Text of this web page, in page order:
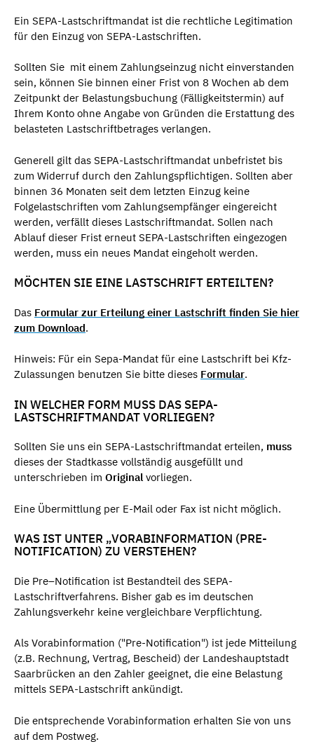
Ein SEPA-Lastschriftmandat ist die rechtliche Legitimation
für den Einzug von SEPA-Lastschriften.
Sollten Sie mit einem Zahlungseinzug nicht einverstanden
sein, können Sie binnen einer Frist von 8 Wochen ab dem
Zeitpunkt der Belastungsbuchung (Fälligkeitstermin) auf
Ihrem Konto ohne Angabe von Gründen die Erstattung des
belasteten Lastschriftbetrages verlangen.
Generell gilt das SEPA-Lastschriftmandat unbefristet bis
zum Widerruf durch den Zahlungspflichtigen. Sollten aber
binnen 36 Monaten seit dem letzten Einzug keine
Folgelastschriften vom Zahlungsempfänger eingereicht
werden, verfällt dieses Lastschriftmandat. Sollen nach
Ablauf dieser Frist erneut SEPA-Lastschriften eingezogen
werden, muss ein neues Mandat eingeholt werden.
MÖCHTEN SIE EINE LASTSCHRIFT ERTEILTEN?
Das Formular zur Erteilung einer Lastschrift finden Sie hier
zum Download.
Hinweis: Für ein Sepa-Mandat für eine Lastschrift bei Kfz-
Zulassungen benutzen Sie bitte dieses Formular.
IN WELCHER FORM MUSS DAS SEPA-
LASTSCHRIFTMANDAT VORLIEGEN?
Sollten Sie uns ein SEPA-Lastschriftmandat erteilen, muss
dieses der Stadtkasse vollständig ausgefüllt und
unterschrieben im Original vorliegen.
Eine Übermittlung per E-Mail oder Fax ist nicht möglich.
WAS IST UNTER „VORABINFORMATION (PRE-
NOTIFICATION) ZU VERSTEHEN?
Die Pre–Notification ist Bestandteil des SEPA-
Lastschriftverfahrens. Bisher gab es im deutschen
Zahlungsverkehr keine vergleichbare Verpflichtung.
Als Vorabinformation ("Pre-Notification") ist jede Mitteilung
(z.B. Rechnung, Vertrag, Bescheid) der Landeshauptstadt
Saarbrücken an den Zahler geeignet, die eine Belastung
mittels SEPA-Lastschrift ankündigt.
Die entsprechende Vorabinformation erhalten Sie von uns
auf dem Postweg.